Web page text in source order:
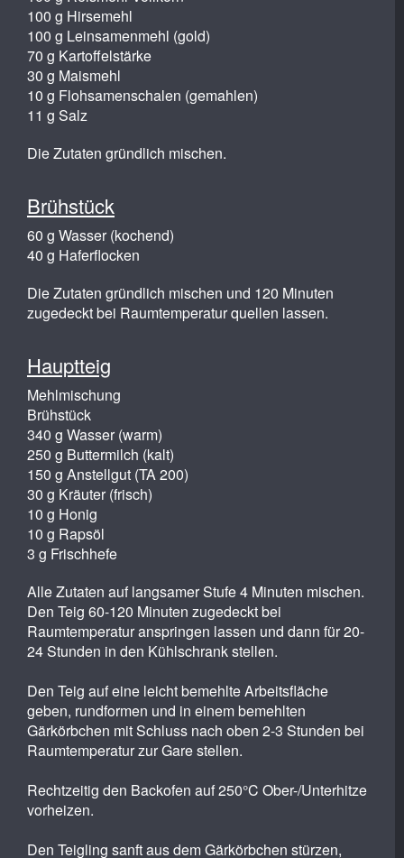
100 g Hirsemehl
100 g Leinsamenmehl (gold)
70 g Kartoffelstärke
30 g Maismehl
10 g Flohsamenschalen (gemahlen)
11 g Salz
Die Zutaten gründlich mischen.
Brühstück
60 g Wasser (kochend)
40 g Haferflocken
Die Zutaten gründlich mischen und 120 Minuten
zugedeckt bei Raumtemperatur quellen lassen.
Hauptteig
Mehlmischung
Brühstück
340 g Wasser (warm)
250 g Buttermilch (kalt)
150 g Anstellgut (TA 200)
30 g Kräuter (frisch)
10 g Honig
10 g Rapsöl
3 g Frischhefe
Alle Zutaten auf langsamer Stufe 4 Minuten mischen.
Den Teig 60-120 Minuten zugedeckt bei
Raumtemperatur anspringen lassen und dann für 20-
24 Stunden in den Kühlschrank stellen.
Den Teig auf eine leicht bemehlte Arbeitsfläche
geben, rundformen und in einem bemehlten
Gärkörbchen mit Schluss nach oben 2-3 Stunden bei
Raumtemperatur zur Gare stellen.
Rechtzeitig den Backofen auf 250°C Ober-/Unterhitze
vorheizen.
Den Teigling sanft aus dem Gärkörbchen stürzen,